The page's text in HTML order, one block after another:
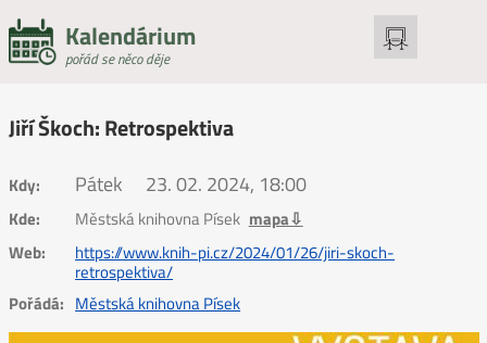
Kalendárium
pořád se něco děje
Jiří Škoch: Retrospektiva
Kdy: Pátek 23. 02. 2024, 18:00
Kde: Městská knihovna Písek mapa⇩
Web:
https://www.knih-pi.cz/2024/01/26/jiri-skoch-
retrospektiva/
Pořádá: Městská knihovna Písek